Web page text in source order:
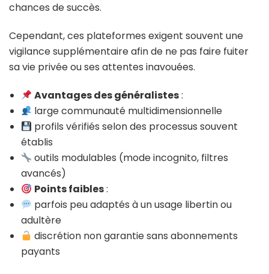
chances de succès.
Cependant, ces plateformes exigent souvent une
vigilance supplémentaire afin de ne pas faire fuiter
sa vie privée ou ses attentes inavouées.
Avantages des généralistes:
large communauté multidimensionnelle
profils vérifiés selon des processus souvent
établis
outils modulables (mode incognito, filtres
avancés)
Points faibles:
parfois peu adaptés à un usage libertin ou
adultère
discrétion non garantie sans abonnements
payants